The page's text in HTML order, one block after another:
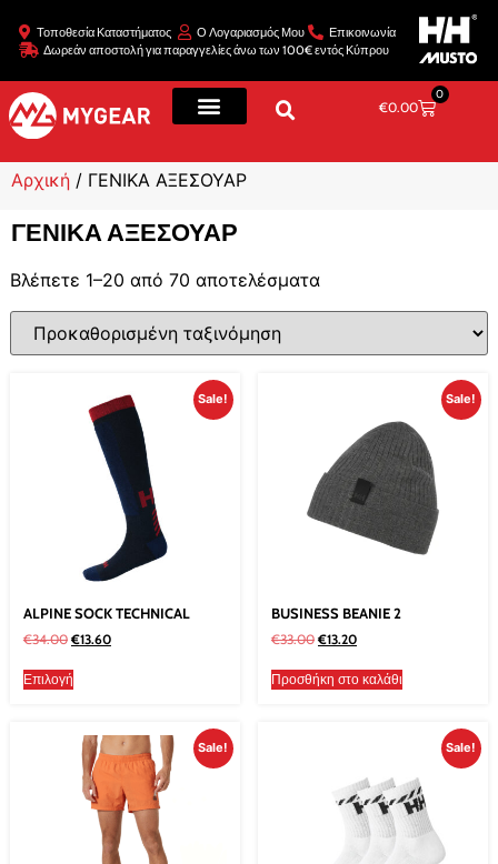
Τοποθεσία Καταστήματος Ο Λογαριασμός Μου
Επικοινωνία
Δωρεάν αποστολή για παραγγελίες άνω των 100€ εντός Κύπρου
€0.00
0
Αρχική / ΓΕΝΙΚΑ ΑΞΕΣΟΥΑΡ
ΓΕΝΙΚΑ ΑΞΕΣΟΥΑΡ
Βλέπετε 1–20 από 70 αποτελέσματα
Sale!
ALPINE SOCK TECHNICAL
€34.00 €13.60
Επιλογή
Sale!
BUSINESS BEANIE 2
€33.00 €13.20
Προσθήκη στο καλάθι
Sale! Sale!